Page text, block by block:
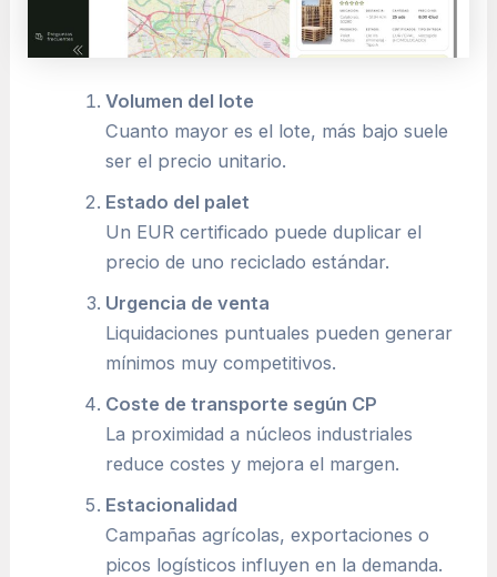
Volumen del lote
Cuanto mayor es el lote, más bajo suele
ser el precio unitario.
Estado del palet
Un EUR certificado puede duplicar el
precio de uno reciclado estándar.
Urgencia de venta
Liquidaciones puntuales pueden generar
mínimos muy competitivos.
Coste de transporte según CP
La proximidad a núcleos industriales
reduce costes y mejora el margen.
Estacionalidad
Campañas agrícolas, exportaciones o
picos logísticos influyen en la demanda.